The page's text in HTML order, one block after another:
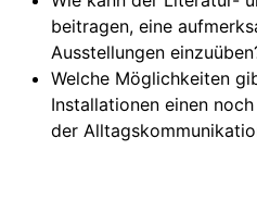
beitragen, eine
Ausstellungen
Welche Möglichkeiten
Installationen einen
der